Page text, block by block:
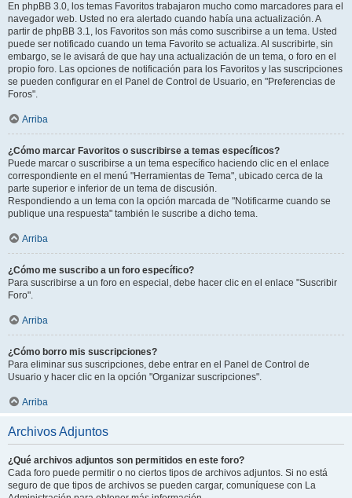
En phpBB 3.0, los temas Favoritos trabajaron mucho como marcadores para el
navegador web. Usted no era alertado cuando había una actualización. A
partir de phpBB 3.1, los Favoritos son más como suscribirse a un tema. Usted
puede ser notificado cuando un tema Favorito se actualiza. Al suscribirte, sin
embargo, se le avisará de que hay una actualización de un tema, o foro en el
propio foro. Las opciones de notificación para los Favoritos y las suscripciones
se pueden configurar en el Panel de Control de Usuario, en "Preferencias de
Foros".
Arriba
¿Cómo marcar Favoritos o suscribirse a temas específicos?
Puede marcar o suscribirse a un tema específico haciendo clic en el enlace
correspondiente en el menú "Herramientas de Tema", ubicado cerca de la
parte superior e inferior de un tema de discusión.
Respondiendo a un tema con la opción marcada de "Notificarme cuando se
publique una respuesta" también le suscribe a dicho tema.
Arriba
¿Cómo me suscribo a un foro específico?
Para suscribirse a un foro en especial, debe hacer clic en el enlace "Suscribir
Foro".
Arriba
¿Cómo borro mis suscripciones?
Para eliminar sus suscripciones, debe entrar en el Panel de Control de
Usuario y hacer clic en la opción "Organizar suscripciones".
Arriba
Archivos Adjuntos
¿Qué archivos adjuntos son permitidos en este foro?
Cada foro puede permitir o no ciertos tipos de archivos adjuntos. Si no está
seguro de que tipos de archivos se pueden cargar, comuníquese con La